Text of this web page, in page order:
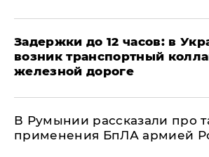
Задержки до 12 часов: в
возник транспортный
железной дороге
В Румынии рассказали про
применения БпЛА армией